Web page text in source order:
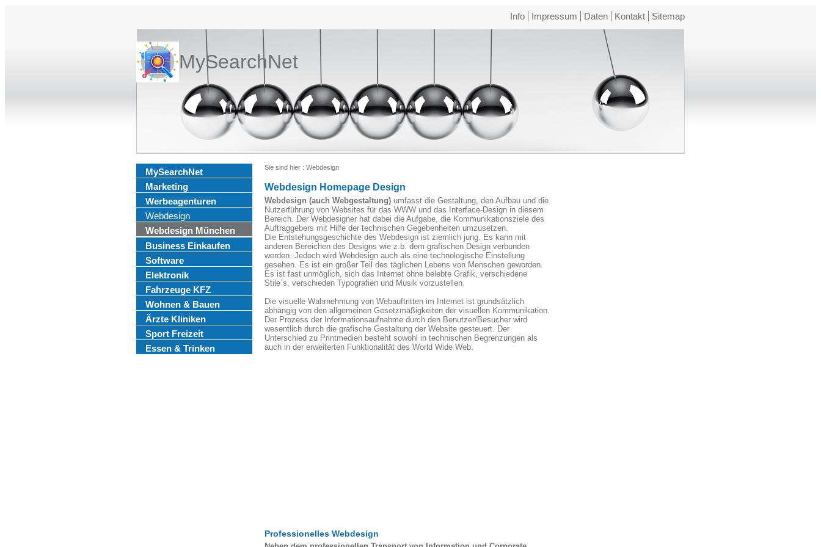
Info Impressum Daten Kontakt Sitemap
MySearchNet
MySearchNet
Marketing
Werbeagenturen
Webdesign
Webdesign München
Business Einkaufen
Software
Elektronik
Fahrzeuge KFZ
Wohnen & Bauen
Ärzte Kliniken
Sport Freizeit
Essen & Trinken
Sie sind hier : Webdesign
Webdesign Homepage Design
Webdesign (auch Webgestaltung) umfasst die Gestaltung, den Aufbau und die
Nutzerführung von Websites für das WWW und das Interface-Design in diesem
Bereich. Der Webdesigner hat dabei die Aufgabe, die Kommunikationsziele des
Auftraggebers mit Hilfe der technischen Gegebenheiten umzusetzen.
Die Entstehungsgeschichte des Webdesign ist ziemlich jung. Es kann mit
anderen Bereichen des Designs wie z.b. dem grafischen Design verbunden
werden. Jedoch wird Webdesign auch als eine technologische Einstellung
gesehen. Es ist ein großer Teil des täglichen Lebens von Menschen geworden.
Es ist fast unmöglich, sich das Internet ohne belebte Grafik, verschiedene
Stile`s, verschieden Typografien und Musik vorzustellen.
Die visuelle Wahrnehmung von Webauftritten im Internet ist grundsätzlich
abhängig von den allgemeinen Gesetzmäßigkeiten der visuellen Kommunikation.
Der Prozess der Informationsaufnahme durch den Benutzer/Besucher wird
wesentlich durch die grafische Gestaltung der Website gesteuert. Der
Unterschied zu Printmedien besteht sowohl in technischen Begrenzungen als
auch in der erweiterten Funktionalität des World Wide Web.
Professionelles Webdesign